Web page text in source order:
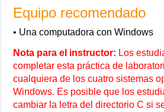
Equipo recomendado
• Una computadora con Windows
Nota para el instructor: Los
completar esta práctica de
cualquiera de los cuatro sistemas
Windows. Es posible que los
cambiar la letra del directorio C si